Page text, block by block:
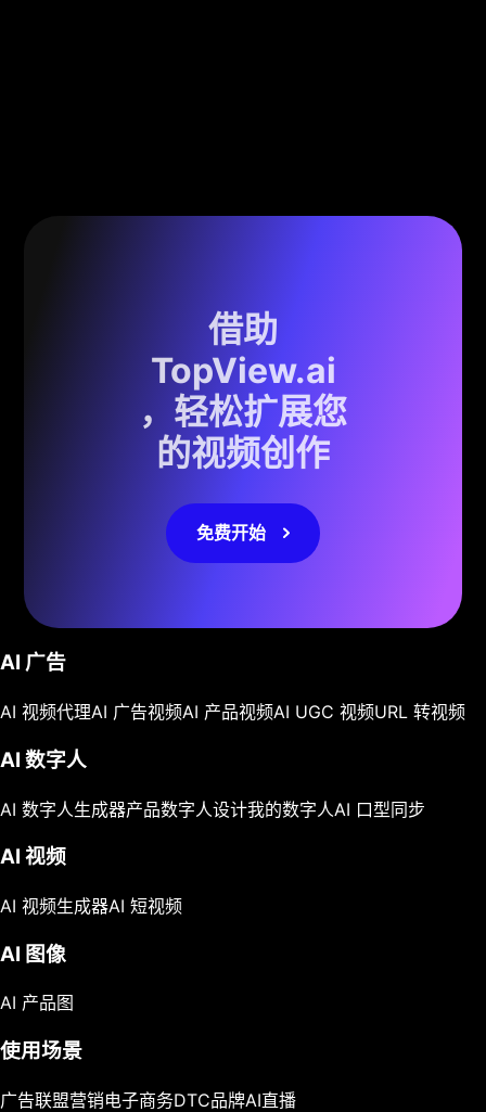
借助
TopView.ai
，轻松扩展您
的视频创作
免费开始
AI 广告
AI 视频代理AI 广告视频AI 产品视频AI UGC 视频URL 转视频
AI 数字人
AI 数字人生成器产品数字人设计我的数字人AI 口型同步
AI 视频
AI 视频生成器AI 短视频
AI 图像
AI 产品图
使用场景
广告联盟营销电子商务DTC品牌AI直播